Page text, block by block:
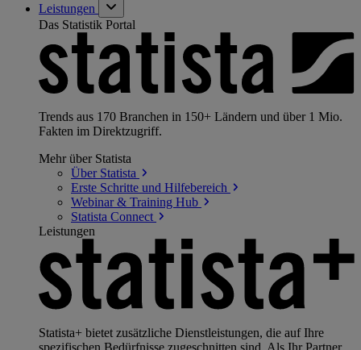
Leistungen
Das Statistik Portal
Trends aus 170 Branchen in 150+ Ländern und über 1 Mio.
Fakten im Direktzugriff.
Mehr über Statista
Über Statista
Erste Schritte und Hilfebereich
Webinar & Training Hub
Statista Connect
Leistungen
Statista+ bietet zusätzliche Dienstleistungen, die auf Ihre
spezifischen Bedürfnisse zugeschnitten sind. Als Ihr Partner